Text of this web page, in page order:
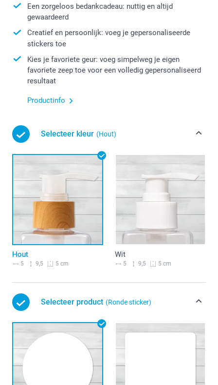
Een zorgeloos bedankcadeau: nuttig en altijd
gewaardeerd
Creatief en persoonlijk: voeg je gepersonaliseerde
stickers toe
Kies je favoriete geur: voeg simpelweg je eigen
favoriete zeep toe voor een volledig gepersonaliseerd
resultaat
Productinfo
Selecteer kleur (Hout)
Hout
5 9,5 5 cm
Wit
5 9,5 5 cm
Selecteer product (Ronde sticker)